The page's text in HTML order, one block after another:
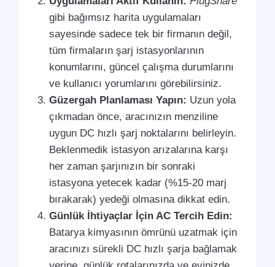
gibi bağımsız harita uygulamaları
sayesinde sadece tek bir firmanın değil,
tüm firmaların şarj istasyonlarının
konumlarını, güncel çalışma durumlarını
ve kullanıcı yorumlarını görebilirsiniz.
Güzergah Planlaması Yapın: Uzun yola
çıkmadan önce, aracınızın menziline
uygun DC hızlı şarj noktalarını belirleyin.
Beklenmedik istasyon arızalarına karşı
her zaman şarjınızın bir sonraki
istasyona yetecek kadar (%15-20 marj
bırakarak) yedeği olmasına dikkat edin.
Günlük İhtiyaçlar İçin AC Tercih Edin:
Batarya kimyasının ömrünü uzatmak için
aracınızı sürekli DC hızlı şarja bağlamak